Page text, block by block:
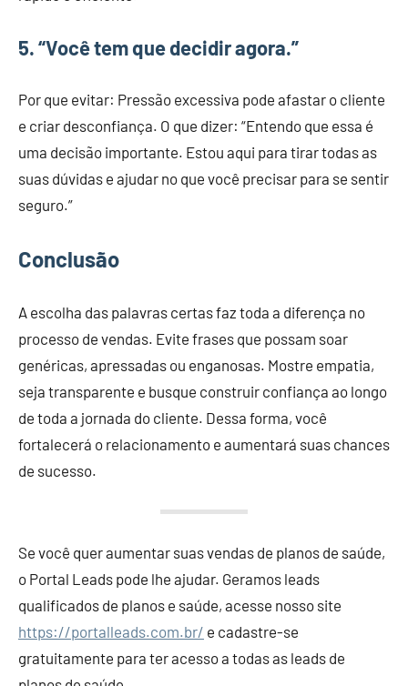
5.“Você tem que decidir agora.”
Por que evitar: Pressão excessiva pode afastar o cliente
e criar desconfiança. O que dizer: “Entendo que essa é
uma decisão importante. Estou aqui para tirar todas as
suas dúvidas e ajudar no que você precisar para se sentir
seguro.”
Conclusão
A escolha das palavras certas faz toda a diferença no
processo de vendas. Evite frases que possam soar
genéricas, apressadas ou enganosas. Mostre empatia,
seja transparente e busque construir confiança ao longo
de toda a jornada do cliente. Dessa forma, você
fortalecerá o relacionamento e aumentará suas chances
de sucesso.
Se você quer aumentar suas vendas de planos de saúde,
o Portal Leads pode lhe ajudar. Geramos leads
qualificados de planos e saúde, acesse nosso site
https://portalleads.com.br/ e cadastre-se
gratuitamente para ter acesso a todas as leads de